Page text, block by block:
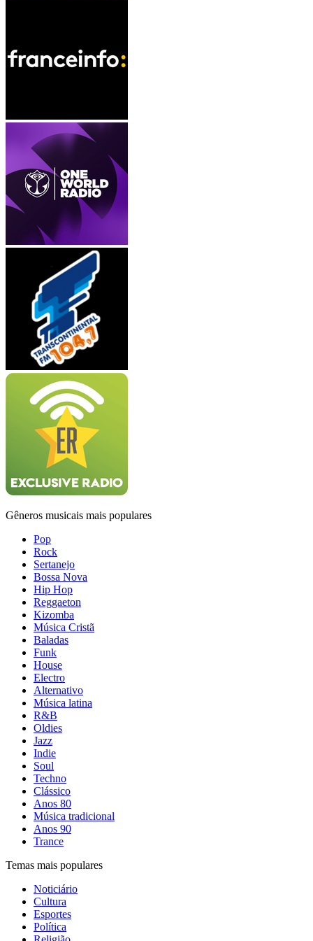
Gêneros musicais mais populares
Pop
Rock
Sertanejo
Bossa Nova
Hip Hop
Reggaeton
Kizomba
Música Cristã
Baladas
Funk
House
Electro
Alternativo
Música latina
R&B
Oldies
Jazz
Indie
Soul
Techno
Clássico
Anos 80
Música tradicional
Anos 90
Trance
Temas mais populares
Noticiário
Cultura
Esportes
Política